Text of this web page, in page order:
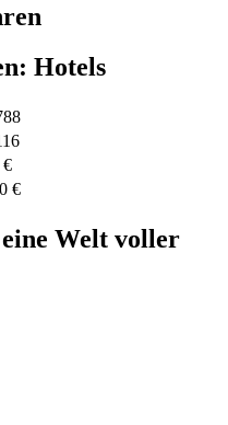
Hotels
€
€
Welt voller